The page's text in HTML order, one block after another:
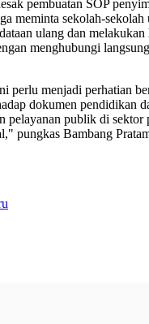
pembuatan SOP
meminta sekolah-sekolah
ulang dan melakukan
menghubungi
perlu menjadi perhatian
dokumen pendidikan
pelayanan publik di sektor
pungkas Bambang